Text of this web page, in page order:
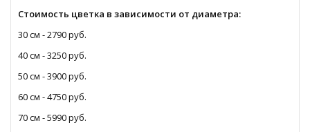
Стоимость цветка в зависимости от диаметра:
30 см - 2790 руб.
40 см - 3250 руб.
50 см - 3900 руб.
60 см - 4750 руб.
70 см - 5990 руб.